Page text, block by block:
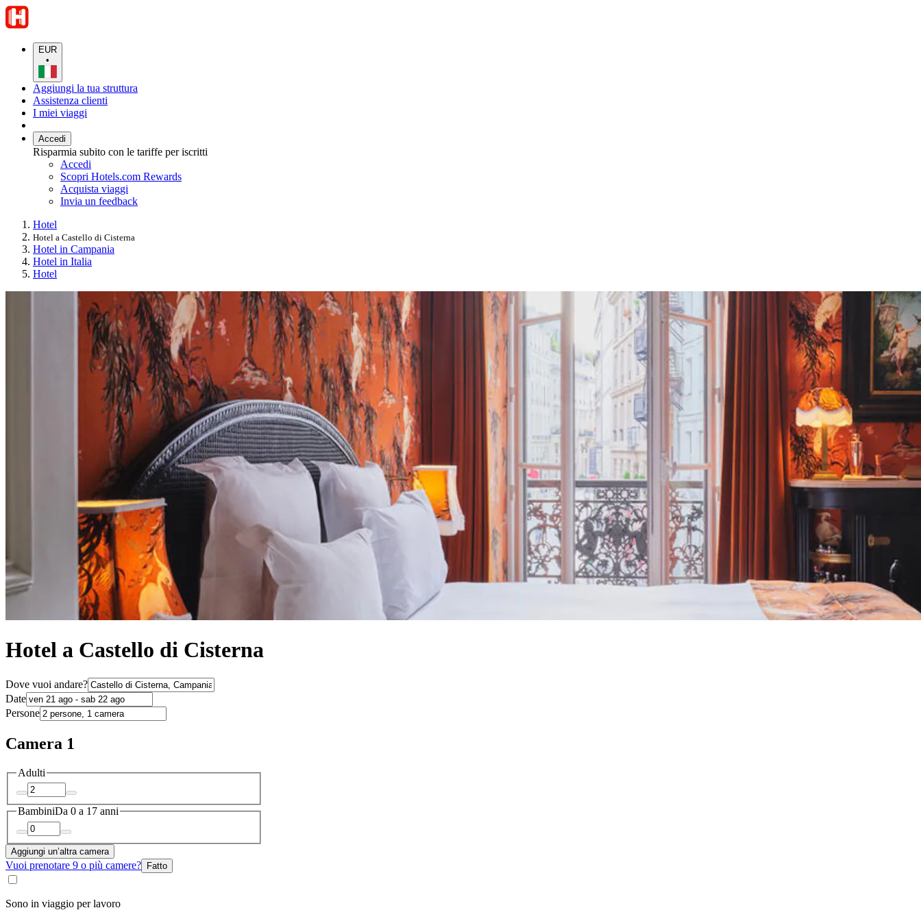
EUR
•
Aggiungi la tua struttura
Assistenza clienti
I miei viaggi
Accedi
Risparmia subito con le tariffe per iscritti
Accedi
Scopri Hotels.com Rewards
Acquista viaggi
Invia un feedback
Hotel
Hotel a Castello di Cisterna
Hotel in Campania
Hotel in Italia
Hotel
Hotel a Castello di Cisterna
Dove vuoi andare?
Date
Persone
Camera 1
Adulti
BambiniDa 0 a 17 anni
Aggiungi un’altra camera
Vuoi prenotare 9 o più camere? Fatto
Sono in viaggio per lavoro